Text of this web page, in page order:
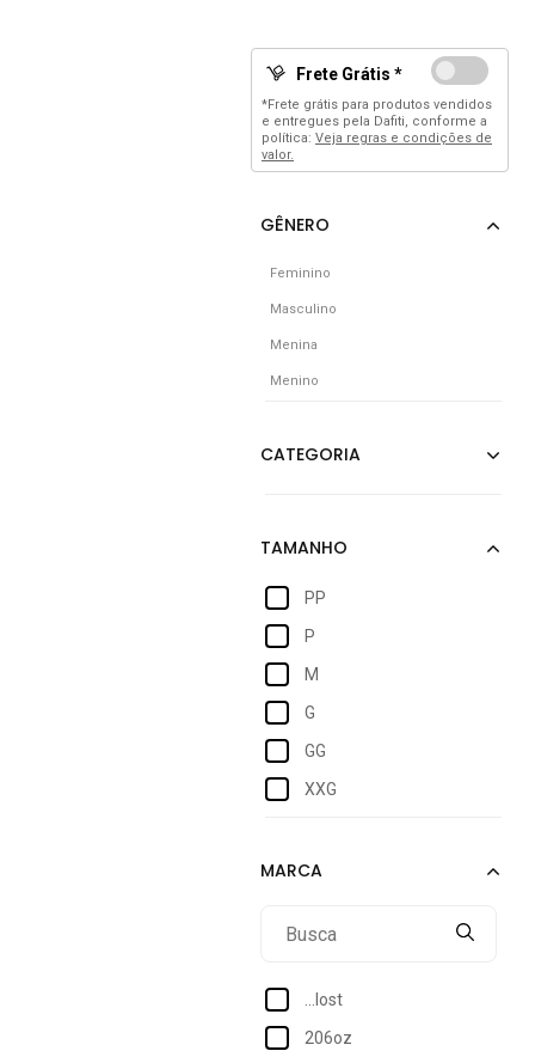
Frete Grátis *
*Frete grátis para produtos vendidos
e entregues pela Dafiti, conforme a
política: Veja regras e condições de
valor.
Feminino
Masculino
Menina
Menino
PP
P
M
G
GG
XXG
38
40
...lost
206oz